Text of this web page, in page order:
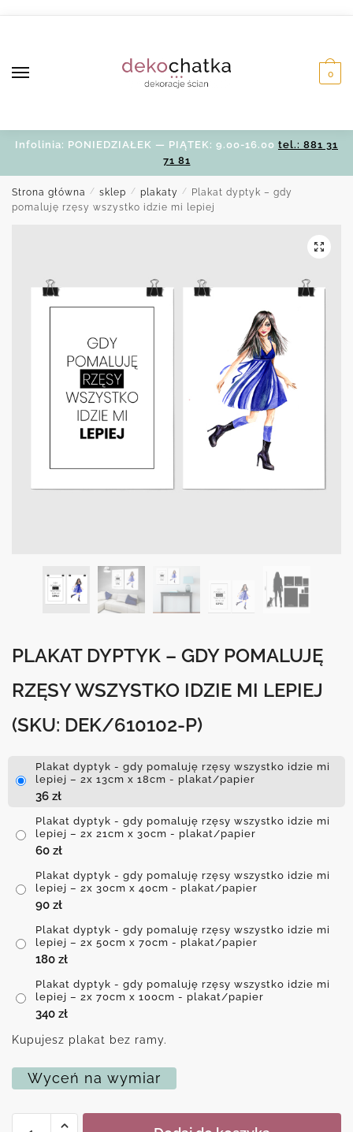
0
Infolinia: PONIEDZIAŁEK — PIĄTEK: 9.00-16.00 tel.: 881 31
71 81
Strona główna / sklep / plakaty /
Plakat dyptyk – gdy
pomaluję rzęsy wszystko idzie mi lepiej
PLAKAT DYPTYK – GDY POMALUJĘ
RZĘSY WSZYSTKO IDZIE MI LEPIEJ
(SKU: DEK/610102-P)
Plakat dyptyk - gdy pomaluję rzęsy wszystko idzie mi
lepiej – 2x 13cm x 18cm - plakat/papier
36 zł
Plakat dyptyk - gdy pomaluję rzęsy wszystko idzie mi
lepiej – 2x 21cm x 30cm - plakat/papier
60 zł
Plakat dyptyk - gdy pomaluję rzęsy wszystko idzie mi
lepiej – 2x 30cm x 40cm - plakat/papier
90 zł
Plakat dyptyk - gdy pomaluję rzęsy wszystko idzie mi
lepiej – 2x 50cm x 70cm - plakat/papier
180 zł
Plakat dyptyk - gdy pomaluję rzęsy wszystko idzie mi
lepiej – 2x 70cm x 100cm - plakat/papier
340 zł
Kupujesz plakat bez ramy.
Wyceń na wymiar